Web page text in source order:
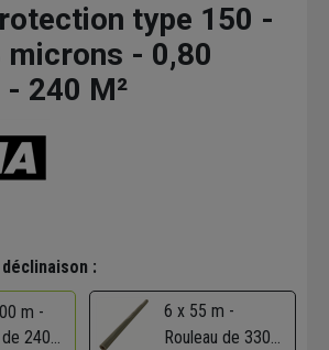
type 150 -
microns - 0,80
240 M²
:
m -
de 240
6 x 55 m -
Rouleau de 330